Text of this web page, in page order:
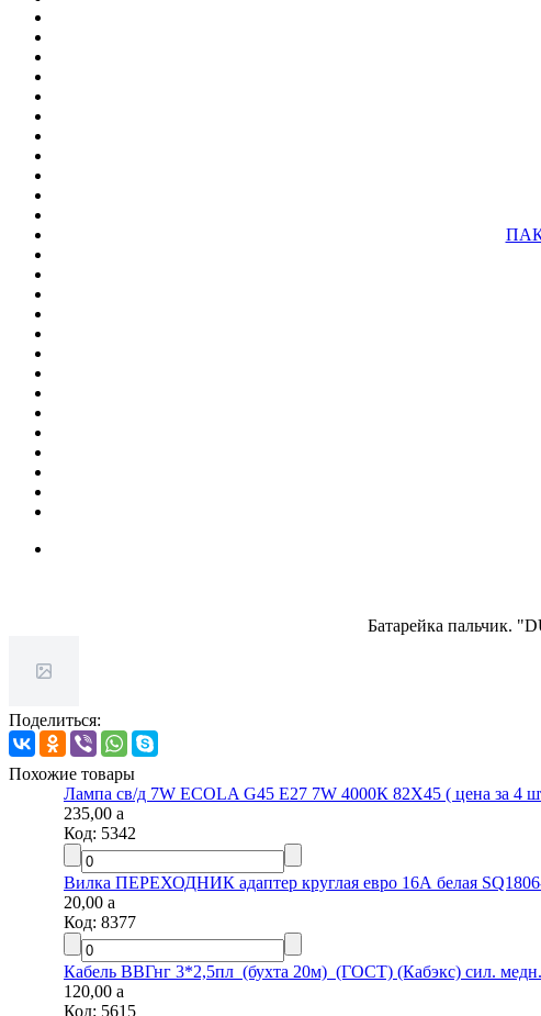
Батарейка пальчик.
Поделиться:
Похожие товары
Лампа св/д 7W ECOLA G45 E27 7W 4000К 82Х45 ( цена за 4
235,00 a
Код: 5342
Вилка ПЕРЕХОДНИК адаптер круглая евро 16А белая
20,00 a
Код: 8377
Кабель ВВГнг 3*2,5пл (бухта 20м) (ГОСТ) (Кабэкс) сил.
120,00 a
Код: 5615